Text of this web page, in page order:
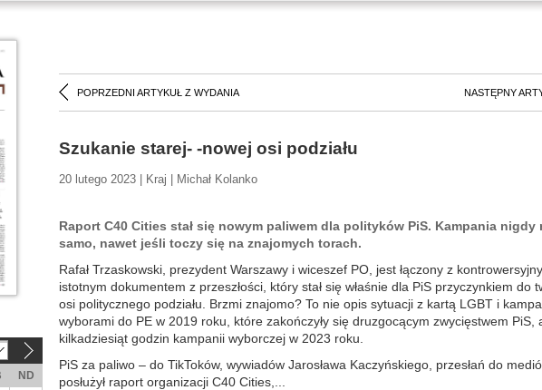
POPRZEDNI ARTYKUŁ Z WYDANIA NASTĘPNY
Szukanie starej- -nowej osi podziału
20 lutego 2023 | Kraj | Michał Kolanko
Raport C40 Cities stał się nowym paliwem dla polityków PiS. Kampania nigdy
samo, nawet jeśli toczy się na znajomych torach.
Rafał Trzaskowski, prezydent Warszawy i wiceszef PO, jest łączony z
istotnym dokumentem z przeszłości, który stał się właśnie dla PiS przyczynkiem do
osi politycznego podziału. Brzmi znajomo? To nie opis sytuacji z kartą LGBT i
wyborami do PE w 2019 roku, które zakończyły się druzgocącym zwycięstwem PiS,
kilkadziesiąt godzin kampanii wyborczej w 2023 roku.
PiS za paliwo – do TikToków, wywiadów Jarosława Kaczyńskiego, przesłań do
posłużył raport organizacji C40 Cities,...
ND